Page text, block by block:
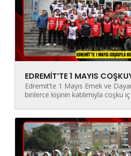
EDREMİT’TE 1 MAYIS
Edremit’te 1 Mayıs Emek ve
binlerce kişinin katılımıyla coşku iç